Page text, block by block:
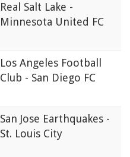
Real Salt Lake -
Minnesota United FC
Los Angeles Football
Club - San Diego FC
San Jose Earthquakes -
St. Louis City